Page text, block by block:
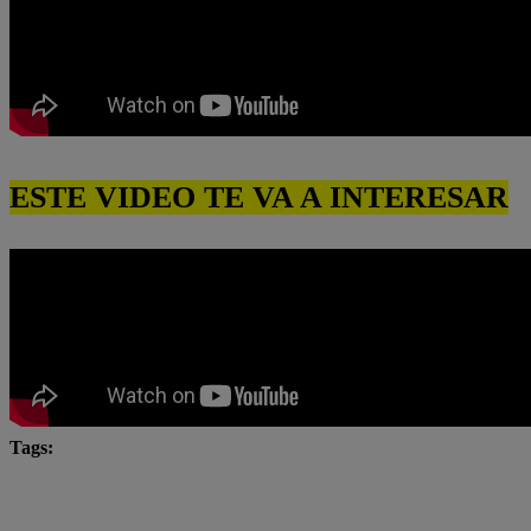
ESTE VIDEO TE VA A INTERESAR
Tags: